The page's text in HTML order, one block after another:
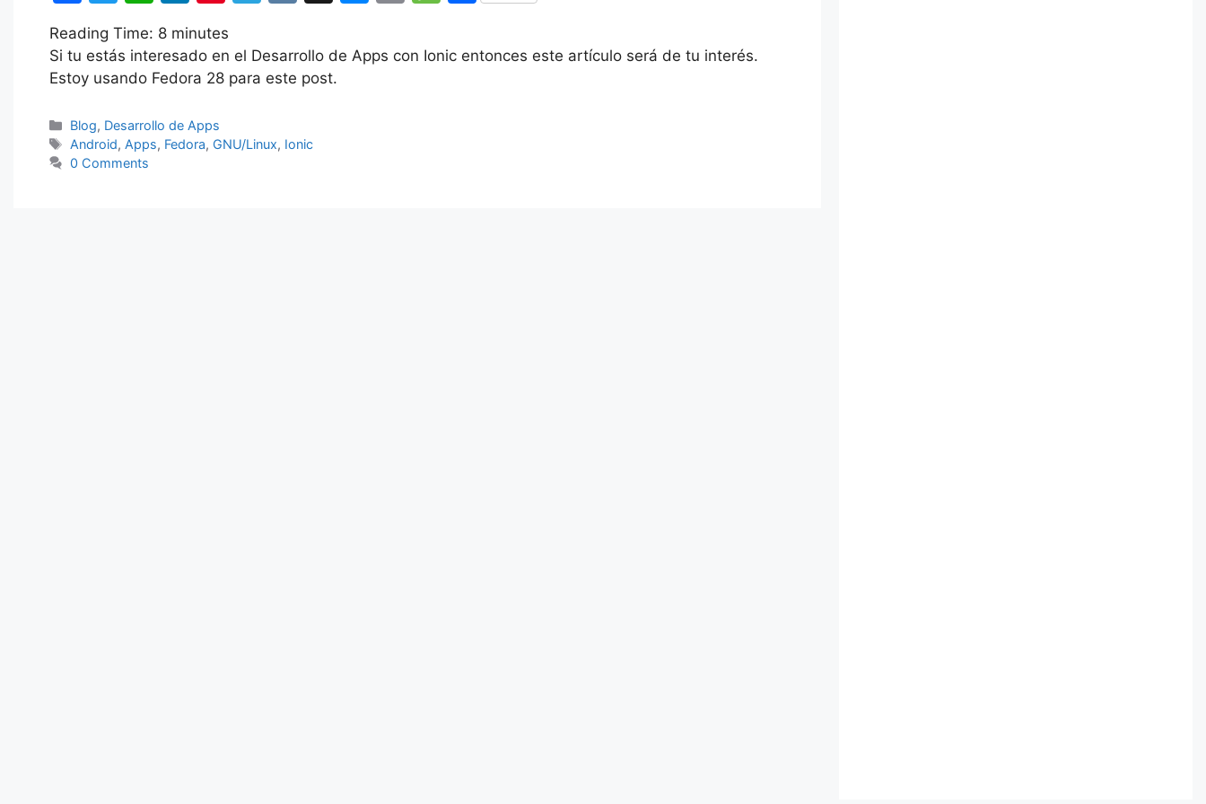
a
c
e
o
o
w
itt
er
h
at
s
p
p
k
e
n
er
e
e
gr
m
fe
r
s
s
ai s m
Reading Time: 8 minutes
Si tu estás interesado en el Desarrollo de Apps con Ionic entonces este artículo será de tu interés.
Estoy usando Fedora 28 para este post.
Categorías
Blog, Desarrollo de Apps
Etiquetas
Android, Apps, Fedora, GNU/Linux, Ionic
0 Comments